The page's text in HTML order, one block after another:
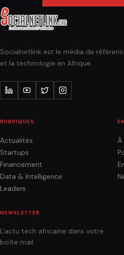
Socialnetlink est le média de
et la technologie en Afrique.
RUBRIQUES
Actualités
Startups
Financement
Data & Intelligence
Leaders
À
NEWSLETTER
L'actu tech africaine dans votre
boîte mail.